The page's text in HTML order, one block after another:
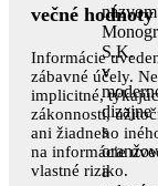
večné hodnoty
Informácie
zábavné účely.
implicitné,
zákonnosti,
ani žiadneho
na informácie
vlastné riziko.